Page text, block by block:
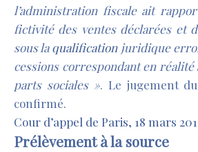
l’administration fiscale ait
fictivité des ventes déclarées et
sous laqualificationjuridique
cessions correspondant en réalité
parts sociales ». Le jugement
confirmé.
Cour d’appel de Paris, 18 mars
Prélèvement à la source